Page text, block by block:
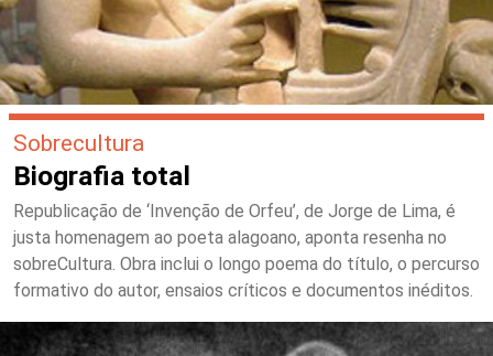
Sobrecultura
Biografia total
Republicação de ‘Invenção de Orfeu’, de Jorge de Lima, é
justa homenagem ao poeta alagoano, aponta resenha no
sobreCultura. Obra inclui o longo poema do título, o percurso
formativo do autor, ensaios críticos e documentos inéditos.